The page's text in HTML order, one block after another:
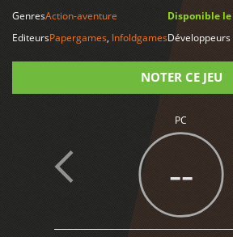
GenresAction-aventure
EditeursPapergames, Infoldgames
Disponible le
Développeurs
NOTER CE JEU
PC
--